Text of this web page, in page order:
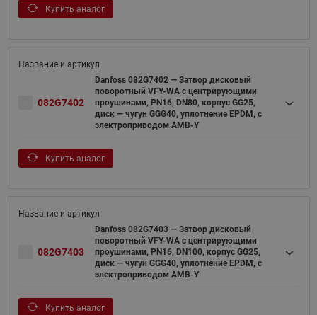
Купить аналог
082G7402
Danfoss 082G7402 — Затвор дисковый
поворотный VFY-WA с центрирующими
проушинами, PN16, DN80, корпус GG25,
диск — чугун GGG40, уплотнение EPDM, с
электроприводом AMB-Y
Купить аналог
082G7403
Danfoss 082G7403 — Затвор дисковый
поворотный VFY-WA с центрирующими
проушинами, PN16, DN100, корпус GG25,
диск — чугун GGG40, уплотнение EPDM, с
электроприводом AMB-Y
Купить аналог